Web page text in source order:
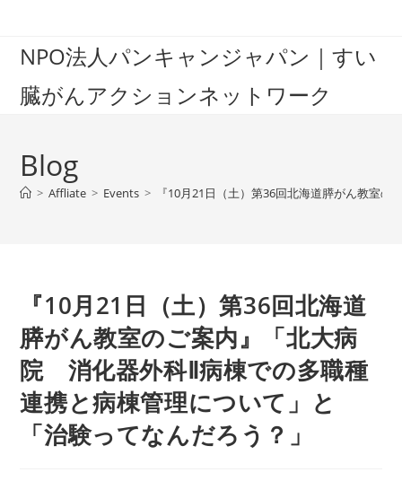
contentNPO法人パンキャンジャパン｜すい
臓がんアクションネットワーク
Blog
> Affliate > Events > 『10月21日（土）第36回北海道膵がん教室
『10月21日（土）第36回北海道
膵がん教室のご案内』「北大病
院 消化器外科Ⅱ病棟での多職種
連携と病棟管理について」と
「治験ってなんだろう？」